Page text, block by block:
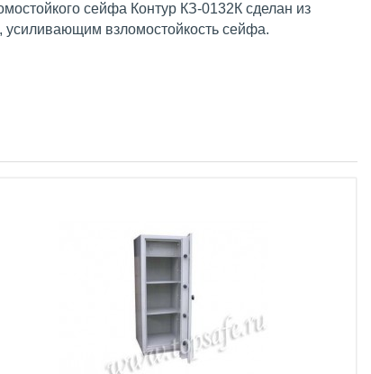
сейфа Контур КЗ-0132К сделан из
усиливающим взломостойкость сейфа.